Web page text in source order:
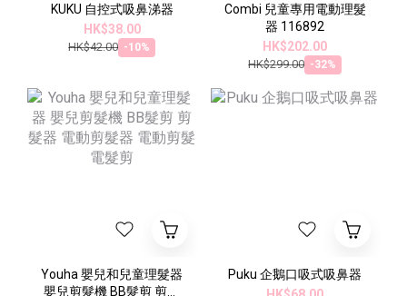
KUKU 自控式吸鼻涕器
HK$38.00
HK$42.00 -10%
Combi 兒童專用電動理髮
器 116892
HK$202.00
HK$299.00 -32%
Youha 嬰兒和兒童理髮器
嬰兒剪髮機 BB髮剪 剪髮
Puku 企鵝口吸式吸鼻器